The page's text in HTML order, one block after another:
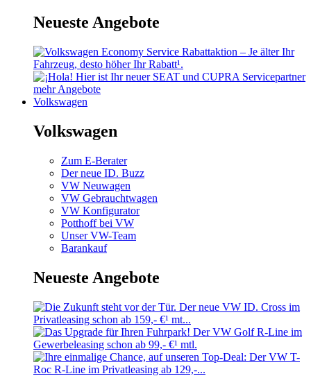
Neueste Angebote
mehr Angebote
Volkswagen
Volkswagen
Zum E-Berater
Der neue ID. Buzz
VW Neuwagen
VW Gebrauchtwagen
VW Konfigurator
Potthoff bei VW
Unser VW-Team
Barankauf
Neueste Angebote